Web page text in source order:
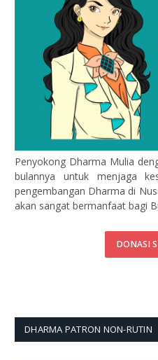
Penyokong Dharma Mulia
bulannya untuk menjaga
pengembangan Dharma di
akan sangat bermanfaat bagi
DONASI
DHARMA PATRON NON-RUTIN